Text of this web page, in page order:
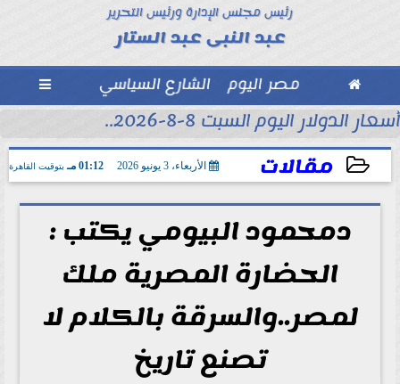
رئيس مجلس الإدارة ورئيس التحرير
عبد النبى عبد الستار
 مصر اليوم الشارع السياسي 
أسعار الدولار اليوم السبت 8-8-2026..
مقالات الأربعاء، 3 يونيو 2026 01:12 مـ بتوقيت القاهرة
2026-06-03 13:12:10
دمحمود البيومي يكتب :
الحضارة المصرية ملك
لمصر..والسرقة بالكلام لا
تصنع تاريخ